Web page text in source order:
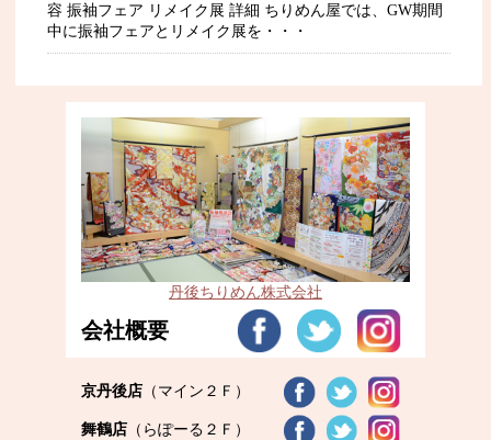
容 振袖フェア リメイク展 詳細 ちりめん屋では、GW期間
中に振袖フェアとリメイク展を・・・
丹後ちりめん株式会社
会社概要
京丹後店 （マイン２Ｆ）
舞鶴店 （らぽーる２Ｆ）